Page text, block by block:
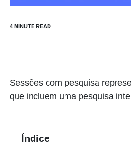
Sessões com pesquisa
que incluem uma pesquisa
Índice